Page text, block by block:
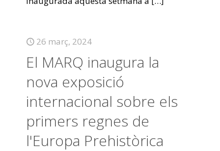
26 març, 2024
El MARQ inaugura la
nova exposició
internacional sobre els
primers regnes de
l'Europa Prehistòrica